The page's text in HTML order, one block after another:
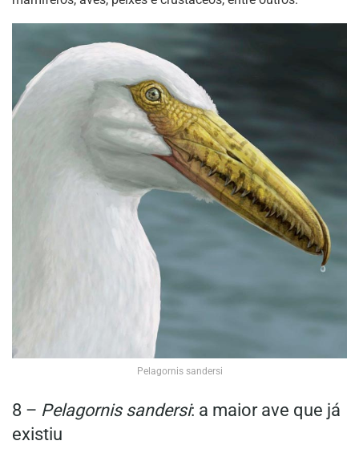
Pelagornis sandersi
8 – Pelagornis sandersi: a maior ave que já
existiu